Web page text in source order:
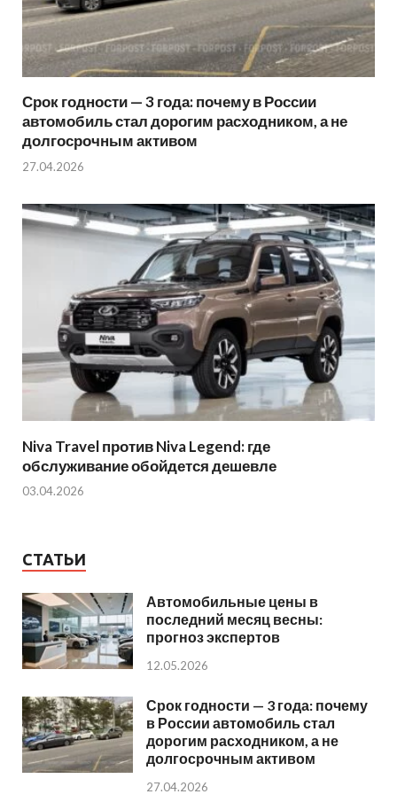
Срок годности — 3 года: почему в России
автомобиль стал дорогим расходником, а не
долгосрочным активом
27.04.2026
Niva Travel против Niva Legend: где
обслуживание обойдется дешевле
03.04.2026
СТАТЬИ
Автомобильные цены в
последний месяц весны:
прогноз экспертов
12.05.2026
Срок годности — 3 года: почему
в России автомобиль стал
дорогим расходником, а не
долгосрочным активом
27.04.2026